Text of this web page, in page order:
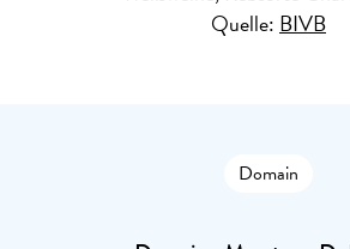
Quelle: BIVB
Domain